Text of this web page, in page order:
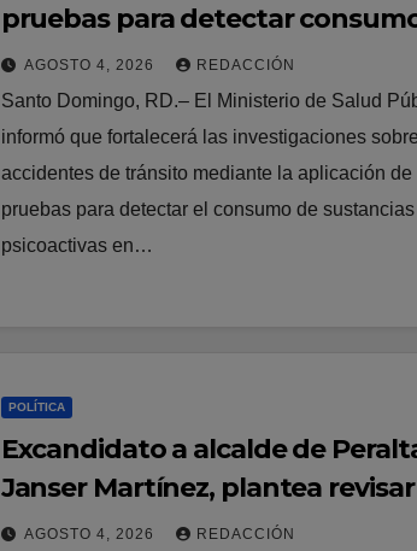
pruebas para detectar
de sustancias psicoactivas en
conductores involucrados en
accidentes de tránsito
AGOSTO 4, 2026 REDACCIÓN
Santo Domingo, RD.– El Ministerio de Salud
informó que fortalecerá las investigaciones sobre
accidentes de tránsito mediante la aplicación de
pruebas para detectar el consumo de sustancias
psicoactivas en…
POLÍTICA
Excandidato a alcalde de
Janser Martínez, plantea revisar
cargos medios del Gobierno
AGOSTO 4, 2026 REDACCIÓN